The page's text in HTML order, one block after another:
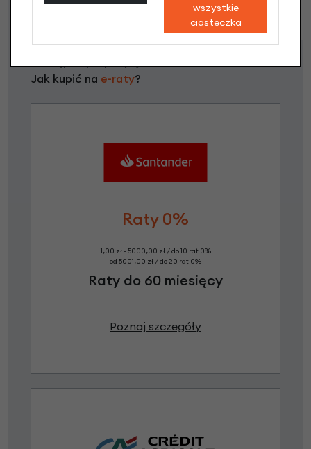
Leasing
Jak kupić na e-raty?
Raty 0%
1,00 zł - 5000,00 zł / do 10 rat 0%
od 5001,00 zł / do 20 rat 0%
Raty do 60 miesięcy
Poznaj szczegóły
wszystkie
ciasteczka